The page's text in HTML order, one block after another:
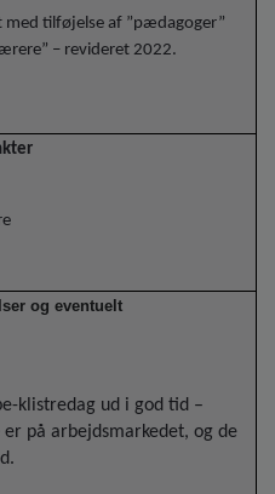
med tilføjelse af ”pædagoger”
– revideret 2022.
og eventuelt
klistredag ud i god tid –
på arbejdsmarkedet, og de